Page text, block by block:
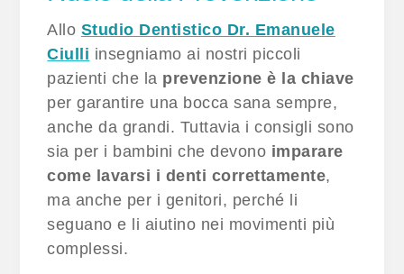
Allo Studio Dentistico Dr. Emanuele
Ciulli insegniamo ai nostri piccoli
pazienti che la prevenzione è la chiave
per garantire una bocca sana sempre,
anche da grandi. Tuttavia i consigli sono
sia per i bambini che devono imparare
come lavarsi i denti correttamente,
ma anche per i genitori, perché li
seguano e li aiutino nei movimenti più
complessi.